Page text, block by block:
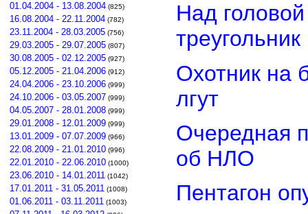
01.04.2004 - 13.08.2004 (825)
16.08.2004 - 22.11.2004 (782)
23.11.2004 - 28.03.2005 (756)
29.03.2005 - 29.07.2005 (807)
30.08.2005 - 02.12.2005 (927)
05.12.2005 - 21.04.2006 (912)
24.04.2006 - 23.10.2006 (999)
24.10.2006 - 03.05.2007 (999)
04.05.2007 - 28.01.2008 (999)
29.01.2008 - 12.01.2009 (999)
13.01.2009 - 07.07.2009 (966)
22.08.2009 - 21.01.2010 (996)
22.01.2010 - 22.06.2010 (1000)
23.06.2010 - 14.01.2011 (1042)
17.01.2011 - 31.05.2011 (1008)
01.06.2011 - 03.11.2011 (1003)
Над
треугольник
Охотник на
лгут
Очередная
об НЛО
Пентагон